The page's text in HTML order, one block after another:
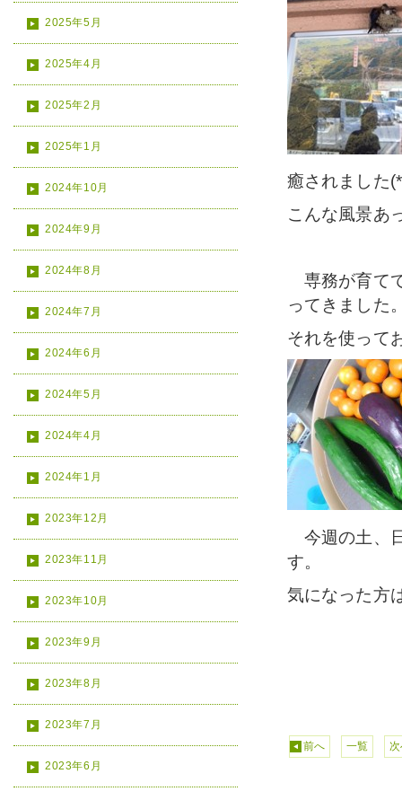
2025年5月
2025年4月
2025年2月
2025年1月
2024年10月
2024年9月
2024年8月
2024年7月
2024年6月
2024年5月
2024年4月
2024年1月
2023年12月
2023年11月
2023年10月
2023年9月
2023年8月
2023年7月
2023年6月
癒されました
こんな風景あ
専務が育て
ってきました
それを使って
今週の土、
す。
気になった方
前へ 一覧